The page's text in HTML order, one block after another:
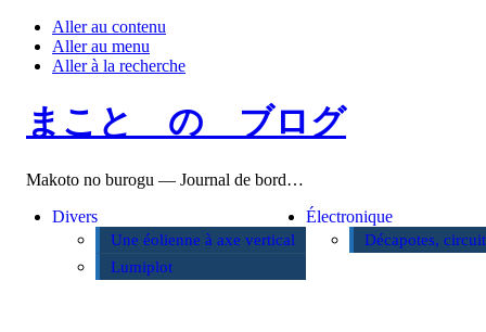
Aller au contenu
Aller au menu
Aller à la recherche
まこと の ブログ
Makoto no burogu — Journal de bord…
Divers
Une éolienne à axe vertical
Lumiplot
Électronique
Décapotes,